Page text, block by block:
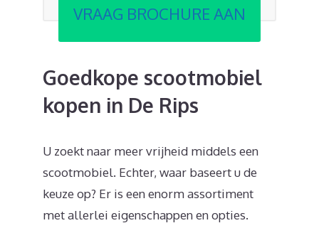
VRAAG BROCHURE AAN
Goedkope scootmobiel
kopen in De Rips
U zoekt naar meer vrijheid middels een
scootmobiel. Echter, waar baseert u de
keuze op? Er is een enorm assortiment
met allerlei eigenschappen en opties.